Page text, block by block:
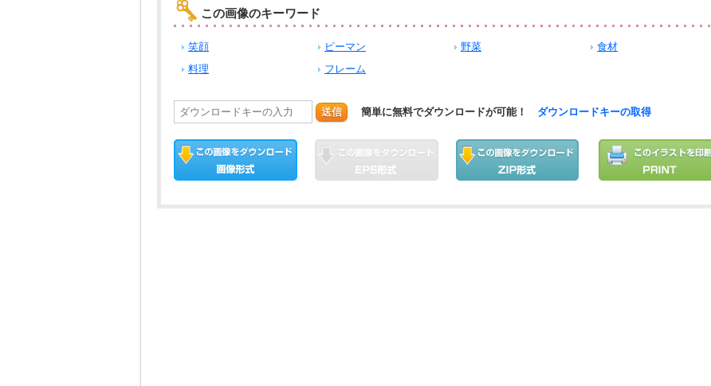
この画像のキーワード
笑顔 ピーマン 野菜
食材
料理
フレーム
送信 簡単に無料でダウンロードが可能！ ダウンロードキーの取得